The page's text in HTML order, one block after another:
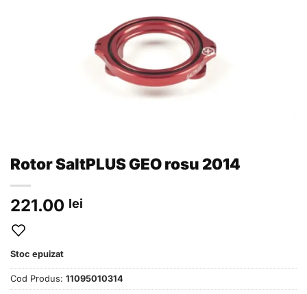
Rotor SaltPLUS GEO rosu 2014
221.00 lei
Stoc epuizat
Cod Produs: 11095010314